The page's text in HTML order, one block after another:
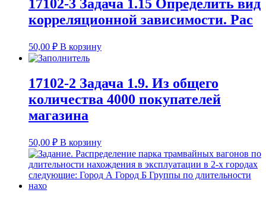
17102-3 Задача 1.15 Определить вид
корреляционной зависимости. Рас
50,00 ₽ В корзину
17102-2 Задача 1.9. Из общего
количества 4000 покупателей
магазина
50,00 ₽ В корзину